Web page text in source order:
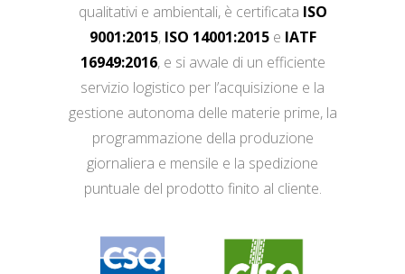
qualitativi e ambientali, è certificata ISO
9001:2015, ISO 14001:2015e IATF
16949:2016, e si avvale di un efficiente
servizio logistico per l’acquisizione e la
gestione autonoma delle materie prime, la
programmazione della produzione
giornaliera e mensile e la spedizione
puntuale del prodotto finito al cliente.